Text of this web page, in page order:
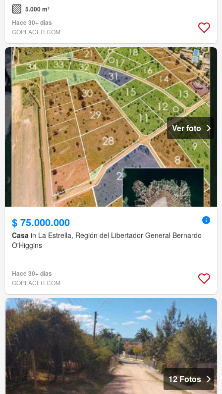
5.000 m²
Hace 30+ días
GOPLACEIT.COM
Ver foto
$ 75.000.000
Casa in La Estrella, Región del Libertador General Bernardo
O'Higgins
Hace 30+ días
GOPLACEIT.COM
12 Fotos